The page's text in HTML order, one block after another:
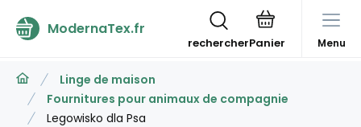
ModernaTex.fr
rechercher Menu
Linge de maison
Fournitures pour animaux de compagnie
Legowisko dla Psa